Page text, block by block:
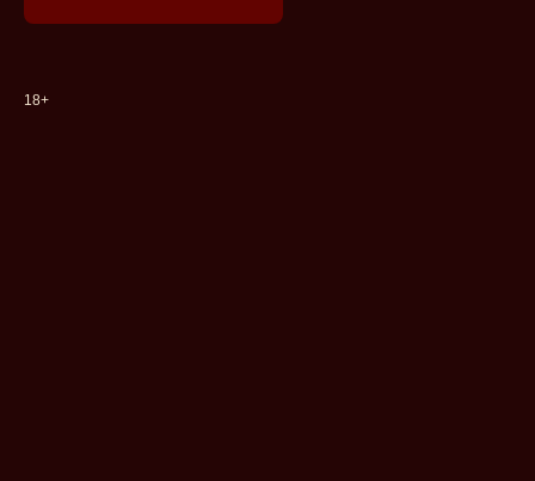
18+